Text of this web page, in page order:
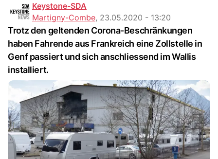
Keystone-SDA
Martigny-Combe, 23.05.2020 - 13:20
Trotz den geltenden Corona-Beschränkungen
haben Fahrende aus Frankreich eine Zollstelle in
Genf passiert und sich anschliessend im Wallis
installiert.